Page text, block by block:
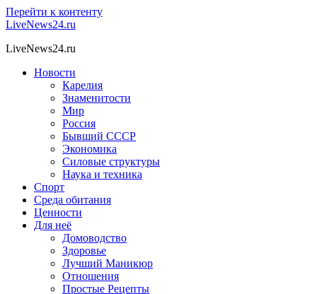
Перейти к контенту
LiveNews24.ru
LiveNews24.ru
Новости
Карелия
Знаменитости
Мир
Россия
Бывший СССР
Экономика
Силовые структуры
Наука и техника
Спорт
Среда обитания
Ценности
Для неё
Домоводство
Здоровье
Лучший Маникюр
Отношения
Простые Рецепты